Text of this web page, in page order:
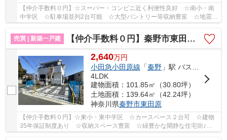
【仲介手数料０円】☆スーパー・コンビニ近く利便性良好 ☆南小・南
中学区 ☆駐車場並列2台可能 ☆大型パントリー等収納豊富 ☆地震に
売買 | 新築一戸建
【仲介手数料０円】秦野市東田原 新築一戸建て 全10棟
2,640万円
小田急小田原線 「秦野」駅 バス14分 「井ノ城」 停歩2分
4LDK
建物面積：101.85㎡（30.80坪）
土地面積：139.64㎡（42.24坪）
神奈川県秦野市東田原
【仲介手数料０円】☆東小・東中学区 ☆カースペース２台可 ☆建物
35年保証制度あり ☆収納スペース豊富 ☆緑豊かな閑静な住宅街♪